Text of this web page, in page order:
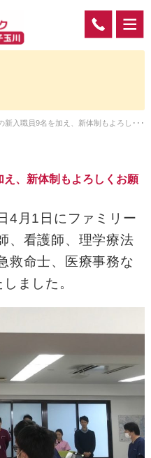
新入職員9名を加え、新体制もよろし･･･
、新体制もよろしくお願
4月1日にファミリー
、看護師、理学療法
救命士、医療事務な
ました。